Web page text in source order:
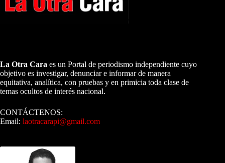
La Otra Cara es un Portal de periodismo independiente cuyo
objetivo es investigar, denunciar e informar de manera
equitativa, analítica, con pruebas y en primicia toda clase de
temas ocultos de interés nacional.
CONTÁCTENOS:
Email: laotracarapi@gmail.com